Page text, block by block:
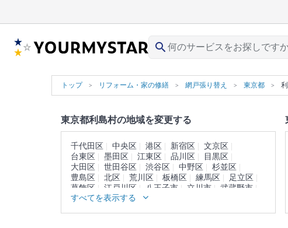
search
トップ リフォーム・家の修繕 網戸張り替え 東京都
東京都利島村の地域を変更する
千代田区 中央区 港区 新宿区
文京区
台東区
墨田区 江東区 品川区
目黒区
大田区
世田谷区 渋谷区 中野区
杉並区
豊島区
北区 荒川区 板橋区 練馬区
足立区
葛飾区
江戸川区 八王子市 立川市
武蔵野市
三鷹市
青梅市 府中市
すべてを表示する